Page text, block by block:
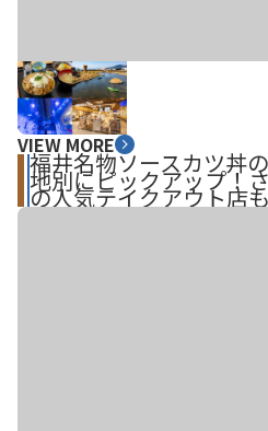
VIEW MORE
福井名物ソースカツ丼
地別にピックアップ！
の人気テイクアウト店